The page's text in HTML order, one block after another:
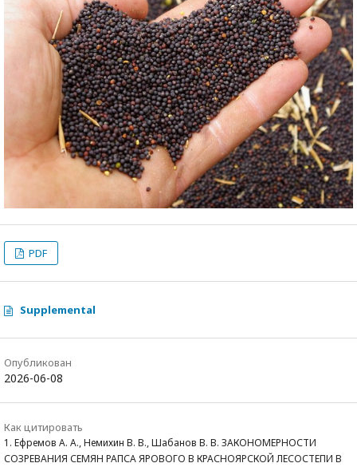
PDF
Supplemental
Опубликован
2026-06-08
Как цитировать
1. Ефремов А. А., Немихин В. В., Шабанов В. В. ЗАКОНОМЕРНОСТИ
СОЗРЕВАНИЯ СЕМЯН РАПСА ЯРОВОГО В КРАСНОЯРСКОЙ ЛЕСОСТЕПИ В